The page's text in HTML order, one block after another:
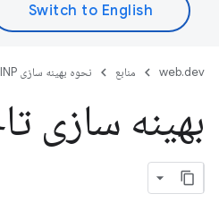
web.dev منابع نحوه بهینه سازی INP
بهینه سازی